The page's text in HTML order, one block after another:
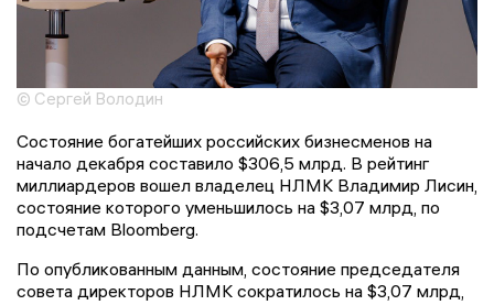
© Сергей Володин
Состояние богатейших российских бизнесменов на
начало декабря составило $306,5 млрд. В рейтинг
миллиардеров вошел владелец НЛМК Владимир Лисин,
состояние которого уменьшилось на $3,07 млрд, по
подсчетам Bloomberg.
По опубликованным данным, состояние председателя
совета директоров НЛМК сократилось на $3,07 млрд,